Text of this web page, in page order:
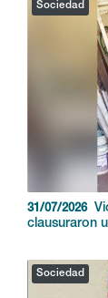
Sociedad
31/07/2026
clausuraron
Sociedad